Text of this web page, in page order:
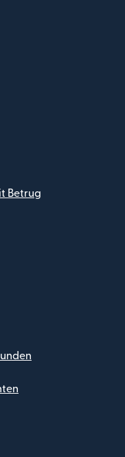
Betrug
geöffnet)
Fenster geöffnet)
Fenster geöffnet)
neuen Fenster